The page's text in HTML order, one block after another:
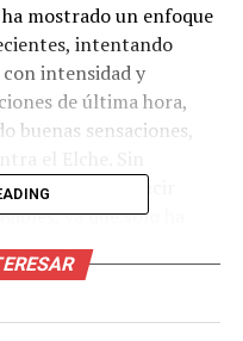
mostrado un enfoque
intentando
intensidad y
de última hora,
buenas sensaciones,
traducir
ya que solo ha
jornadas anteriores.